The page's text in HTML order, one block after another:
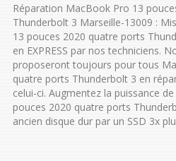
Réparation MacBook Pro 13
Thunderbolt 3 Marseille-13009 :
13 pouces 2020 quatre ports
en EXPRESS par nos techniciens.
proposeront toujours pour tous
quatre ports Thunderbolt 3 en
celui-ci. Augmentez la puissance
pouces 2020 quatre ports
ancien disque dur par un SSD 3x